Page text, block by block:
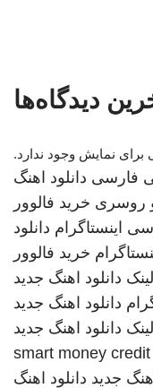
دیدگاه‌ها
برای نمایش وجود ندارد.
فارسی دانلود اهنگ
روسری خرید فالوور
اینستاگرام دانلود
خرید فالوور
دانلود اهنگ جدید
دانلود اهنگ جدید
دانلود اهنگ جدید
smart money credit
جدید دانلود اهنگ